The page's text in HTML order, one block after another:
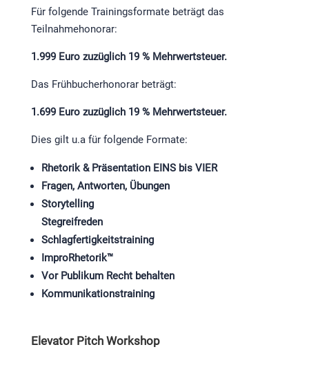
Für folgende Trainingsformate beträgt das
Teilnahmehonorar:
1.999 Euro zuzüglich 19 % Mehrwertsteuer.
Das Frühbucherhonorar beträgt:
1.699 Euro zuzüglich 19 % Mehrwertsteuer.
Dies gilt u.a für folgende Formate:
Rhetorik & Präsentation EINS bis VIER
Fragen, Antworten, Übungen
Storytelling
Stegreifreden
Schlagfertigkeitstraining
ImproRhetorik™
Vor Publikum Recht behalten
Kommunikationstraining
Elevator Pitch Workshop